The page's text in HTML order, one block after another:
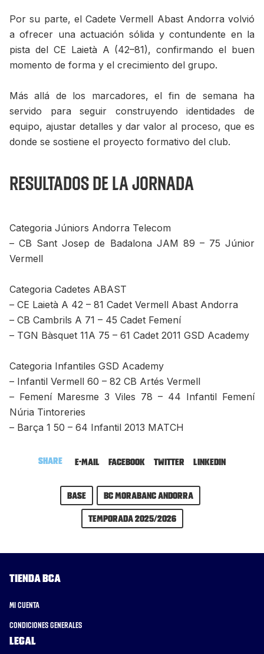
Por su parte, el Cadete Vermell Abast Andorra volvió
a ofrecer una actuación sólida y contundente en la
pista del CE Laietà A (42–81), confirmando el buen
momento de forma y el crecimiento del grupo.
Más allá de los marcadores, el fin de semana ha
servido para seguir construyendo identidades de
equipo, ajustar detalles y dar valor al proceso, que es
donde se sostiene el proyecto formativo del club.
Resultados de la jornada
Categoria Júniors Andorra Telecom
– CB Sant Josep de Badalona JAM 89 – 75 Júnior
Vermell
Categoria Cadetes ABAST
– CE Laietà A 42 – 81 Cadet Vermell Abast Andorra
– CB Cambrils A 71 – 45 Cadet Femení
– TGN Bàsquet 11A 75 – 61 Cadet 2011 GSD Academy
Categoria Infantiles GSD Academy
– Infantil Vermell 60 – 82 CB Artés Vermell
– Femení Maresme 3 Viles 78 – 44 Infantil Femení
Núria Tintoreries
– Barça 1 50 – 64 Infantil 2013 MATCH
Share E-mail Facebook Twitter LinkedIn
Base
BC MoraBanc Andorra
Temporada 2025/2026
Tienda BCA
Mi cuenta
Condiciones generales
Legal